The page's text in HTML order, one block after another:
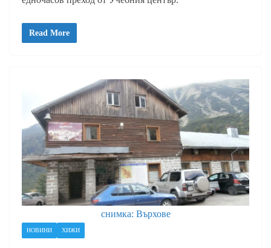
Read More
снимка: Върхове
НОВИНИ ХИЖИ